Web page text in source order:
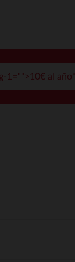
1="">10€ al año*